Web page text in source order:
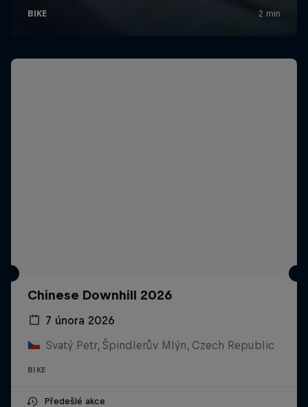
Chinese Downhill 2026
7 února 2026
Svatý Petr, Špindlerův Mlýn, Czech Republic
BIKE
Předešlé akce